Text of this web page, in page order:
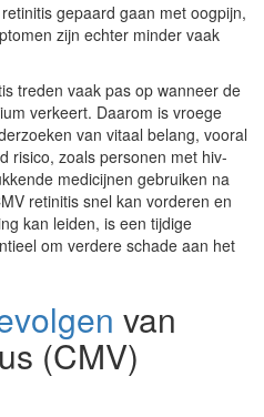
gepaard gaan met oogpijn,
zijn echter minder vaak
treden vaak pas op wanneer de
verkeert. Daarom is vroege
van vitaal belang, vooral
risico, zoals personen met hiv-
medicijnen gebruiken na
retinitis snel kan vorderen en
kan leiden, is een tijdige
om verdere schade aan het
van
(CMV)